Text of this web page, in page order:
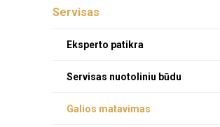
Servisas
Eksperto patikra
Servisas nuotoliniu būdu
Galios matavimas